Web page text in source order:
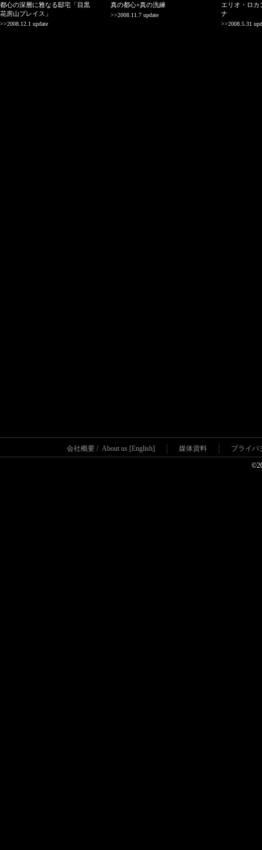
都心の深層に雅なる邸宅「目黒
花房山プレイス」
>>2008.12.1 update
真の都心×真の洗練
>>2008.11.7 update
エリオ・ロカ
ナ
>>2008.5.31
会社概要 / About us [English] 媒体資料 プライバ